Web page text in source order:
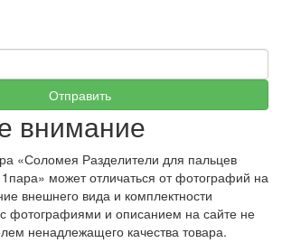
внимание
«Соломея Разделители для пальцев
может отличаться от фотографий на
внешнего вида и комплектности
фотографиями и описанием на сайте не
ненадлежащего качества товара.